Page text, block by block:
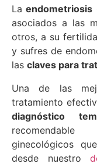
Laendometriosis
asociados a las
otros, a su
y sufres de
las claves para
Una de las
tratamiento
diagnóstico
ginecológicos
desde nuestro